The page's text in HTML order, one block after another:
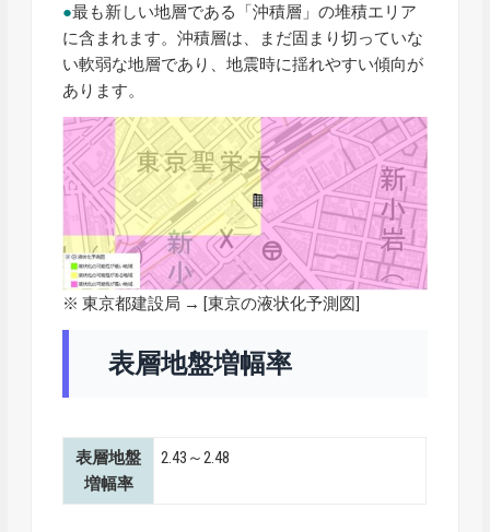
●最も新しい地層である「沖積層」の堆積エリア
に含まれます。沖積層は、まだ固まり切っていな
い軟弱な地層であり、地震時に揺れやすい傾向が
あります。
※ 東京都建設局 → [東京の液状化予測図]
表層地盤増幅率
表層地盤
増幅率
2.43～2.48